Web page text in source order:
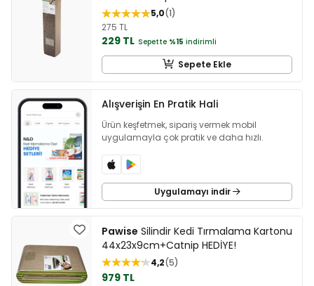
5,0 1
275 TL
229 TL Sepette %15 indirimli
Sepete Ekle
Alışverişin En Pratik Hali
Ürün keşfetmek, sipariş vermek mobil
uygulamayla çok pratik ve daha hızlı.
Uygulamayı indir
Pawise Silindir Kedi Tırmalama Kartonu
44x23x9cm+Catnip HEDİYE!
4,2 5
979 TL